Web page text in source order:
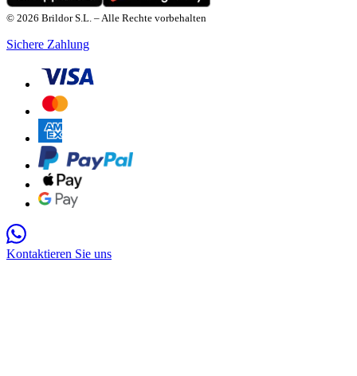
© 2026 Brildor S.L. – Alle Rechte vorbehalten
Sichere Zahlung
Kontaktieren Sie uns